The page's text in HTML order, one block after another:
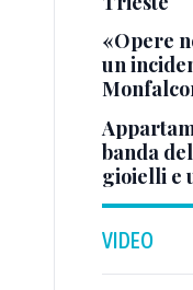
«Opere
un
banda
gioielli e
VIDEO